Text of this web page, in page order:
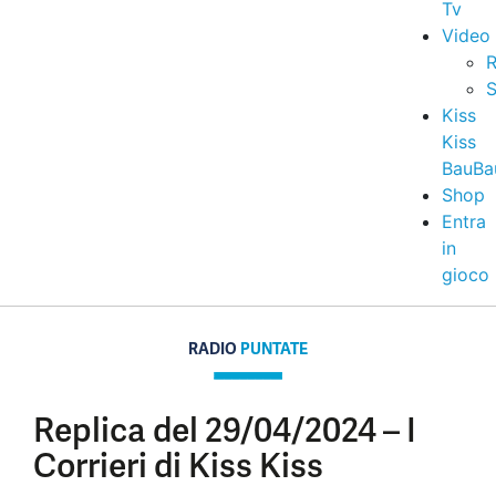
Tv
Video
Kiss
Kiss
Shop
Entra
in
gioco
RADIO PUNTATE
Replica del 29/04/2024 – I
Corrieri di Kiss Kiss